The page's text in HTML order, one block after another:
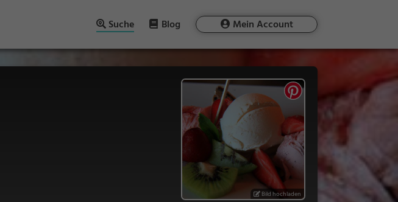
Suche Blog Mein Account
Bild hochladen